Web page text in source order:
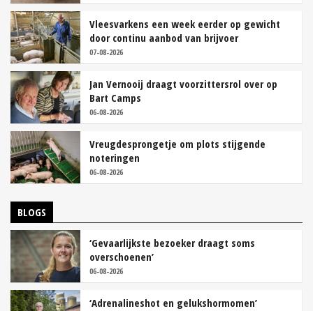
Vleesvarkens een week eerder op gewicht
door continu aanbod van brijvoer
07-08-2026
Jan Vernooij draagt voorzittersrol over op
Bart Camps
06-08-2026
Vreugdesprongetje om plots stijgende
noteringen
06-08-2026
BLOGS
‘Gevaarlijkste bezoeker draagt soms
overschoenen’
06-08-2026
‘Adrenalineshot en gelukshormomen’